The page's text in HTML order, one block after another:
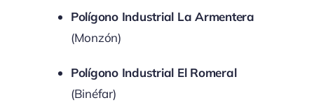
Polígono Industrial La Armentera
(Monzón)
Polígono Industrial El Romeral
(Binéfar)